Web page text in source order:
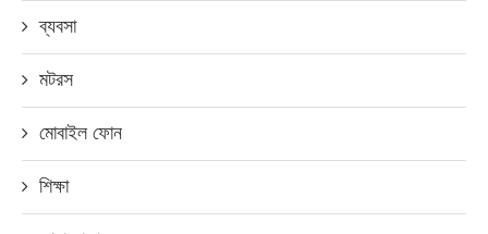
ব্যবসা
মটরস
মোবাইল ফোন
শিক্ষা